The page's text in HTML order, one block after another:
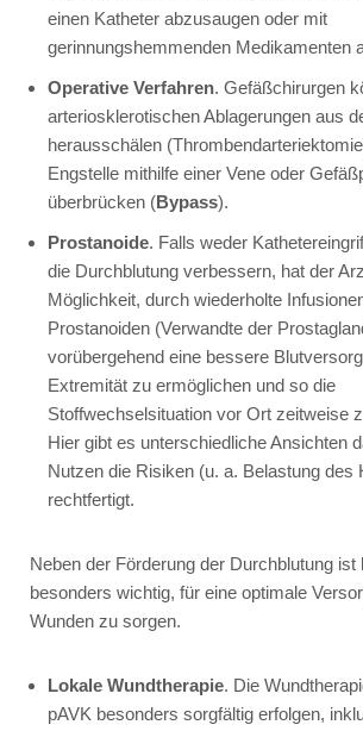
einen Katheter abzusaugen oder mit
gerinnungshemmenden Medikamenten
Operative Verfahren. Gefäßchirurgen
arteriosklerotischen Ablagerungen aus
herausschälen
Engstelle mithilfe einer Vene oder
überbrücken (Bypass).
Prostanoide. Falls weder
die Durchblutung verbessern, hat der
Möglichkeit, durch wiederholte
Prostanoiden (Verwandte der
vorübergehend eine bessere
Extremität zu ermöglichen und so die
Stoffwechselsituation vor Ort zeitweise
Hier gibt es unterschiedliche Ansichten
Nutzen die Risiken (u. a. Belastung des
rechtfertigt.
Neben der Förderung der Durchblutung ist
besonders wichtig, für eine optimale
Wunden zu sorgen.
Lokale Wundtherapie. Die
pAVK besonders sorgfältig erfolgen,